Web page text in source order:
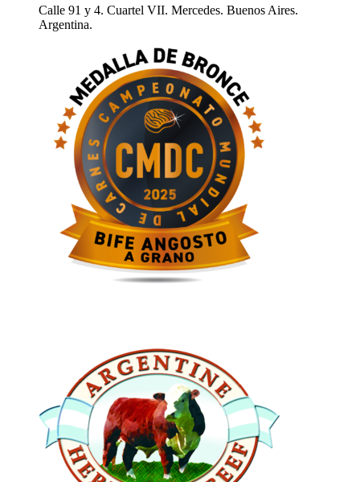
Calle 91 y 4. Cuartel VII. Mercedes. Buenos Aires.
Argentina.